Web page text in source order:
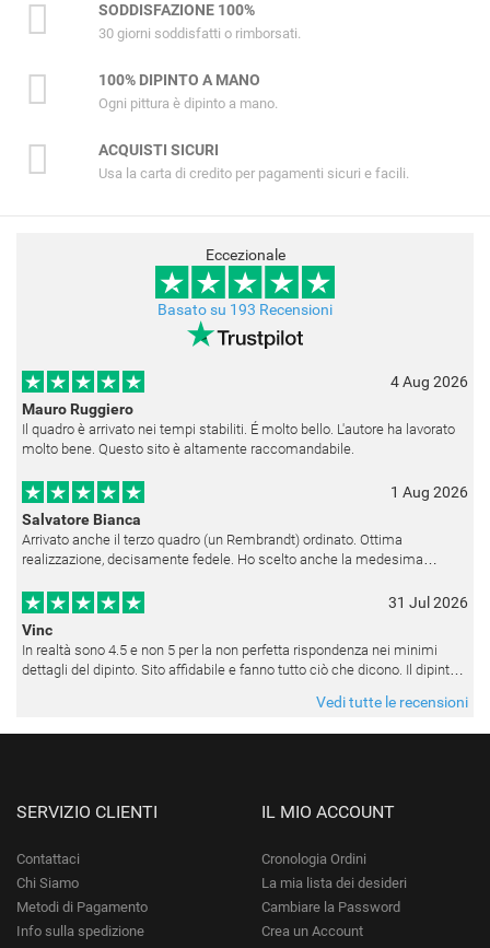
SODDISFAZIONE 100%
30 giorni soddisfatti o rimborsati.
100% DIPINTO A MANO
Ogni pittura è dipinto a mano.
ACQUISTI SICURI
Usa la carta di credito per pagamenti sicuri e facili.
Eccezionale
Basato su 193 Recensioni
4 Aug 2026
Mauro Ruggiero
Il quadro è arrivato nei tempi stabiliti. É molto bello. L'autore ha lavorato
molto bene. Questo sito è altamente raccomandabile.
1 Aug 2026
Salvatore Bianca
Arrivato anche il terzo quadro (un Rembrandt) ordinato. Ottima
realizzazione, decisamente fedele. Ho scelto anche la medesima
appesi
31 Jul 2026
Vinc
In realtà sono 4.5 e non 5 per la non perfetta rispondenza nei minimi
dettagli del dipinto. Sito affidabile e fanno tutto ciò che dicono. Il dipinto,
Vedi tutte le recensioni
SERVIZIO CLIENTI
Contattaci
Chi Siamo
Metodi di Pagamento
Info sulla spedizione
IL MIO ACCOUNT
Cronologia Ordini
La mia lista dei desideri
Cambiare la Password
Crea un Account